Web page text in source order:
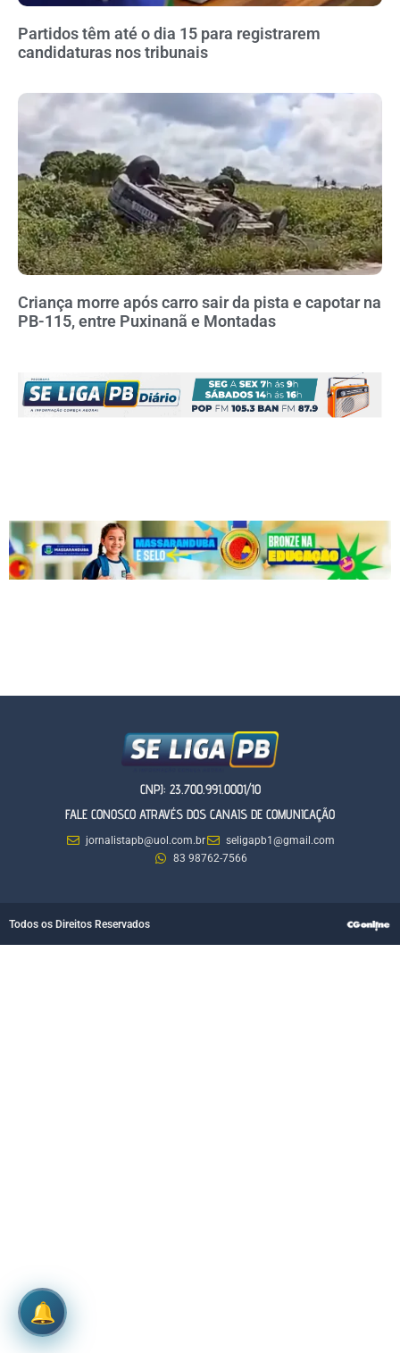
Partidos têm até o dia 15 para registrarem
candidaturas nos tribunais
Criança morre após carro sair da pista e capotar na
PB-115, entre Puxinanã e Montadas
CNPJ: 23.700.991.0001/10
FALE CONOSCO ATRAVÉS DOS CANAIS DE COMUNICAÇÃO
jornalistapb@uol.com.br
seligapb1@gmail.com
83 98762-7566
Todos os Direitos Reservados